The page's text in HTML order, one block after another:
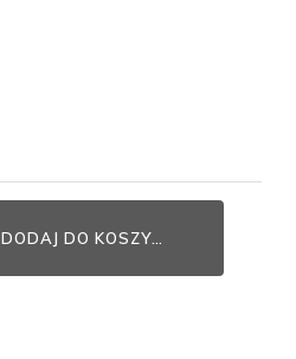
DODAJ DO KOSZYKA